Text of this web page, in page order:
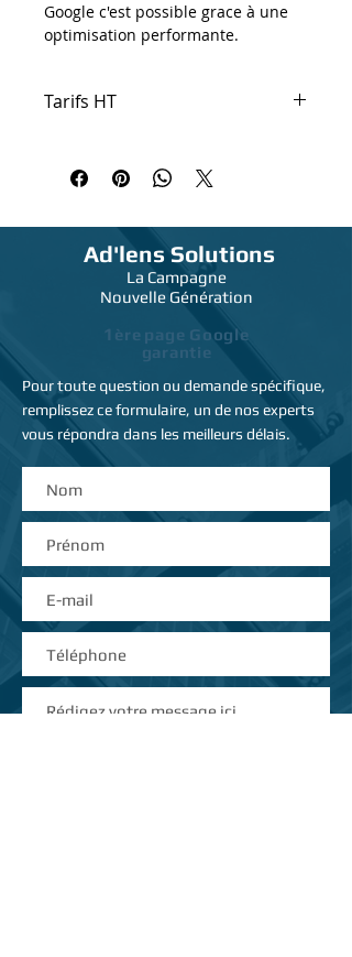
Google c'est possible grace à une
optimisation performante.
| SEO > 1ère page de Google
Nous avons mis toute notre
des visiteurs en clients.
Fournissez à vos visiteurs une
expérience de navigation unique et
visites/achats.
Bénéficiez d'un réseau de liens
prioritaires sur Google et améliorez
votre classement en 1er page dès
48h !
rentable et plus fonctionnelle
qu'un site traditionnel !
Tarifs HT
Ad'lens Solutions
La Campagne
Nouvelle Génération
1 ère page Google
garantie
Pour toute question ou demande spécifique,
remplissez ce formulaire, un de nos experts
vous répondra dans les meilleurs délais.